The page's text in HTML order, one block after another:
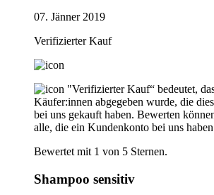
07. Jänner 2019
Verifizierter Kauf
"Verifizierter Kauf“ bedeutet,
Käufer:innen abgegeben wurde, die
bei uns gekauft haben. Bewerten
alle, die ein Kundenkonto bei uns
Bewertet mit 1 von 5 Sternen.
Shampoo sensitiv